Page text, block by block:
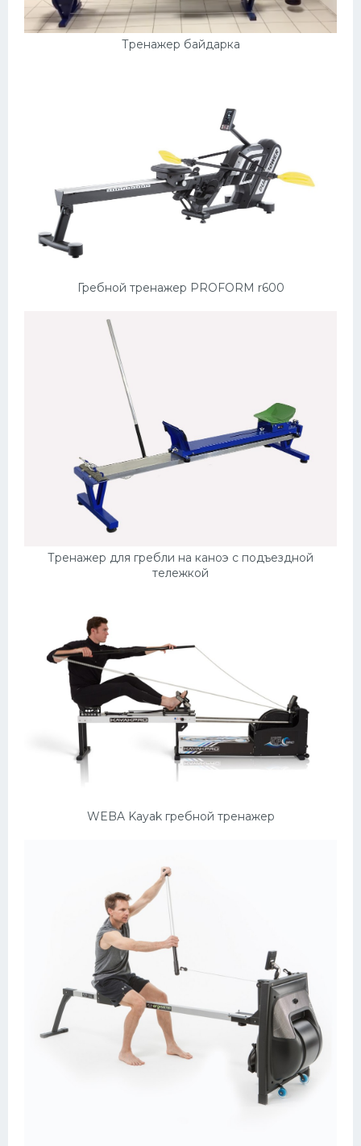
Тренажер байдарка
Гребной тренажер PROFORM r600
Тренажер для гребли на каноэ с подъездной
тележкой
WEBA Kayak гребной тренажер